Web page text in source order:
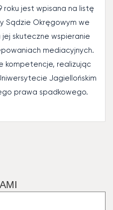
roku jest wpisana na listę
Sądzie Okręgowym we
jej skuteczne wspieranie
mediacyjnych.
kompetencje, realizując
Jagiellońskim
prawa spadkowego.